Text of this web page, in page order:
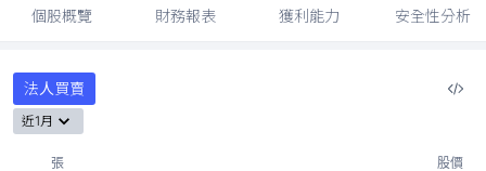
個股概覽 財務報表 獲利能力 安全性分析
法人買賣
近1月